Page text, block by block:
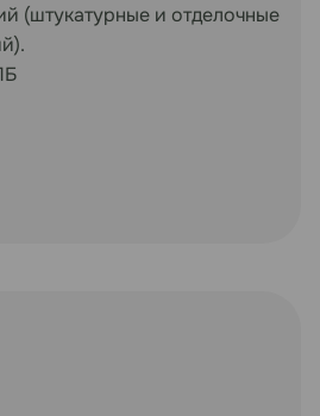
(штукатурные и отделочные